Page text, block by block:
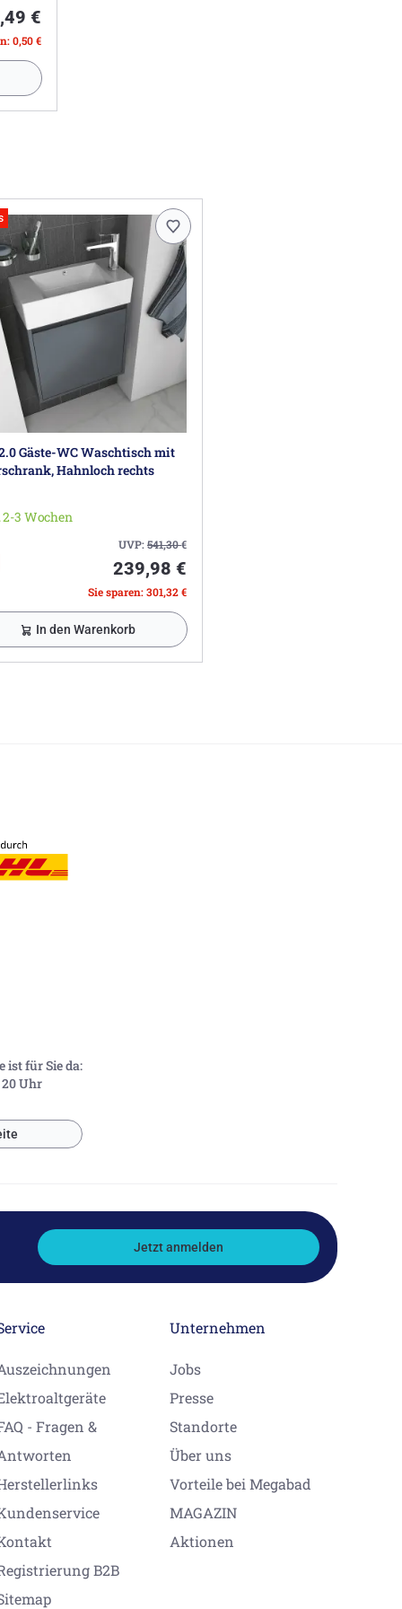
€
0,50 €
Gäste-WC Waschtisch mit
Hahnloch rechts
2-3 Wochen
UVP:541,30€
239,98 €
Sie sparen: 301,32 €
In den Warenkorb
ist für Sie da:
Uhr
Jetzt anmelden
- Fragen &
B2B
Unternehmen
Jobs
Presse
Standorte
Über uns
Vorteile bei Megabad
MAGAZIN
Aktionen